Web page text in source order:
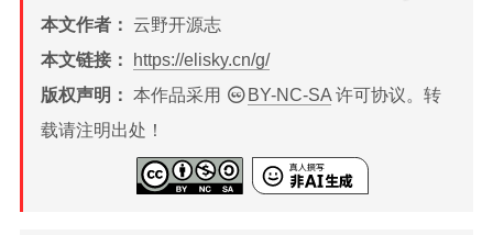
本文作者： 云野开源志
本文链接：
https://elisky.cn/g/
版权声明： 本作品采用 BY-NC-SA 许可协议。转
载请注明出处！